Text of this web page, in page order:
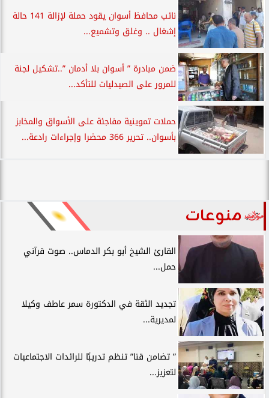
نائب محافظ أسوان يقود حملة لإزالة 141 حالة
إشغال .. وغلق وتشميع...
ضمن مبادرة ” أسوان بلا أدمان ”..تشكيل لجنة
للمرور على الصيدليات للتأكد...
حملات تموينية مفاجئة على الأسواق والمخابز
بأسوان.. تحرير 366 محضرا وإجراءات رادعة...
منوعات
القارئ الشيخ أبو بكر الدماس.. صوت قرآني
حمل...
تجديد الثقة في الدكتورة سمر عاطف وكيلا
لمديرية...
” تضامن قنا” تنظم تدريبًا للرائدات الاجتماعيات
لتعزيز...